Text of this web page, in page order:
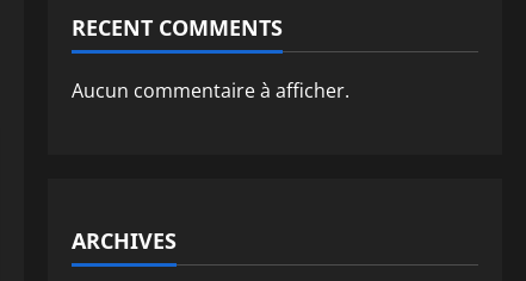
RECENT COMMENTS
Aucun commentaire à afficher.
ARCHIVES